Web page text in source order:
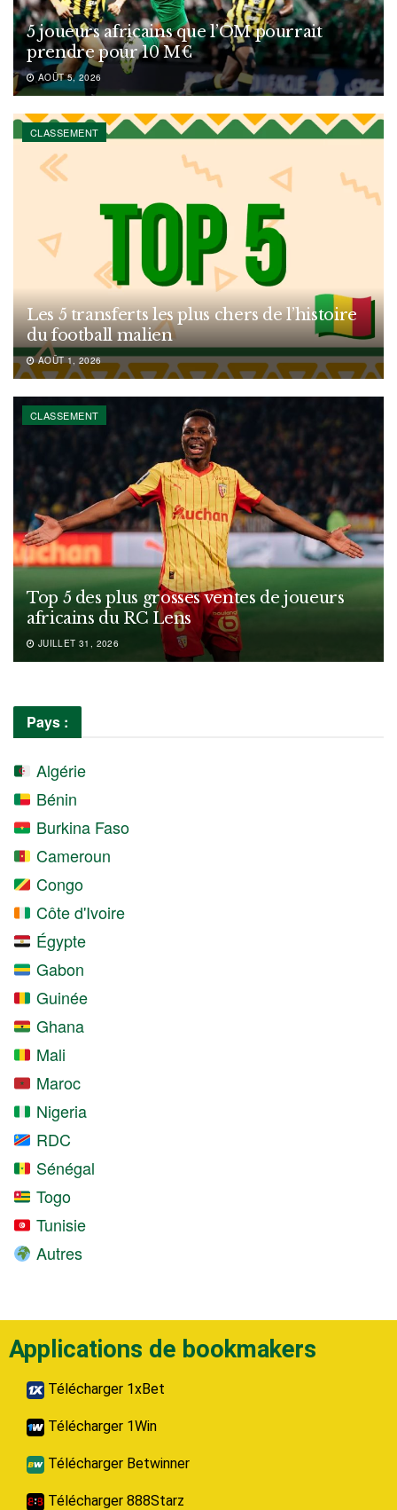
5 joueurs africains que l’OM pourrait
prendre pour 10 M€
AOÛT 5, 2026
CLASSEMENT
Les 5 transferts les plus chers de l’histoire
du football malien
AOÛT 1, 2026
CLASSEMENT
Top 5 des plus grosses ventes de joueurs
africains du RC Lens
JUILLET 31, 2026
Pays :
Algérie
Bénin
Burkina Faso
Cameroun
Congo
Côte d'Ivoire
Égypte
Gabon
Guinée
Ghana
Mali
Maroc
Nigeria
RDC
Sénégal
Togo
Tunisie
Autres
Applications de bookmakers
Télécharger 1xBet
Télécharger 1Win
Télécharger Betwinner
Télécharger 888Starz